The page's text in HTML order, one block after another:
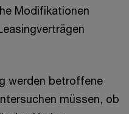
Modifikationen
werden betroffene
müssen, ob